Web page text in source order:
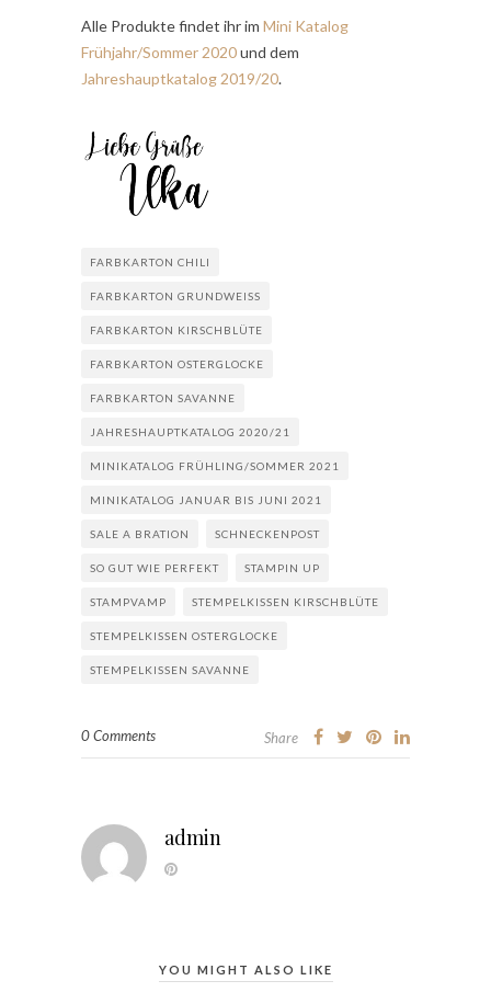
Alle Produkte findet ihr im Mini Katalog
Frühjahr/Sommer 2020und dem
Jahreshauptkatalog 2019/20.
FARBKARTON CHILI
FARBKARTON GRUNDWEISS
FARBKARTON KIRSCHBLÜTE
FARBKARTON OSTERGLOCKE
FARBKARTON SAVANNE
JAHRESHAUPTKATALOG 2020/21
MINIKATALOG FRÜHLING/SOMMER 2021
MINIKATALOG JANUAR BIS JUNI 2021
SALE A BRATION SCHNECKENPOST
SO GUT WIE PERFEKT STAMPIN UP
STAMPVAMP STEMPELKISSEN KIRSCHBLÜTE
STEMPELKISSEN OSTERGLOCKE
STEMPELKISSEN SAVANNE
0 Comments Share
admin
YOU MIGHT ALSO LIKE